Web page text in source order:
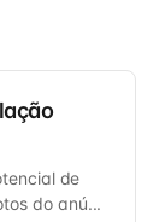
de
do anú...